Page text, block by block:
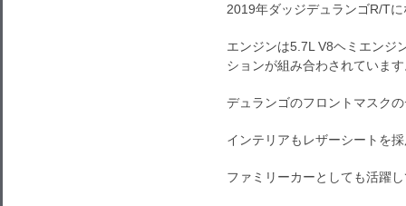
2019年ダッジデュランゴR/T
エンジンは5.7L V8ヘミエンジ
ションが組み合わされていま
デュランゴのフロントマスク
インテリアもレザーシートを
ファミリーカーとしても活躍